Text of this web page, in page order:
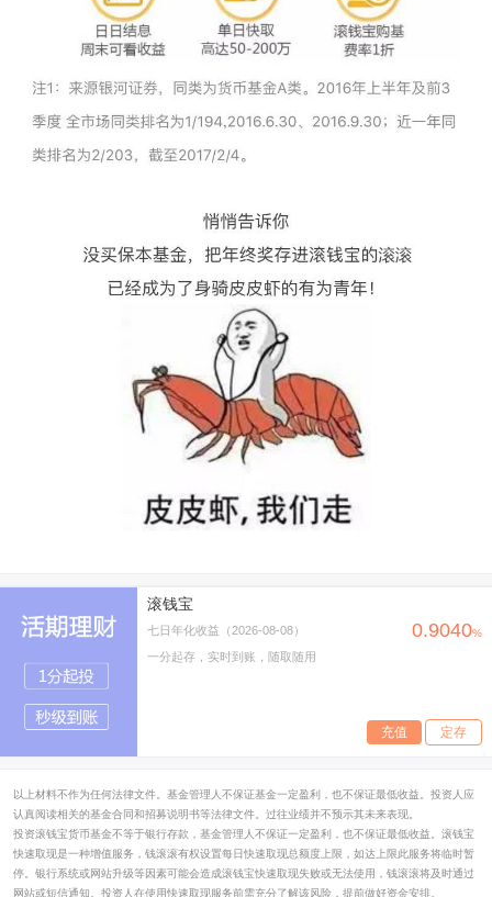
滚钱宝
七日年化收益（2026-08-08） 0.9040%
一分起存，实时到账，随取随用
充值 定存
以上材料不作为任何法律文件。基金管理人不保证基金一定盈利，也不保证最低收益。投资人应
认真阅读相关的基金合同和招募说明书等法律文件。过往业绩并不预示其未来表现。
投资滚钱宝货币基金不等于银行存款，基金管理人不保证一定盈利，也不保证最低收益。滚钱宝
快速取现是一种增值服务，钱滚滚有权设置每日快速取现总额度上限，如达上限此服务将临时暂
停。银行系统或网站升级等因素可能会造成滚钱宝快速取现失败或无法使用，钱滚滚将及时通过
网站或短信通知。投资人在使用快速取现服务前需充分了解该风险，提前做好资金安排。